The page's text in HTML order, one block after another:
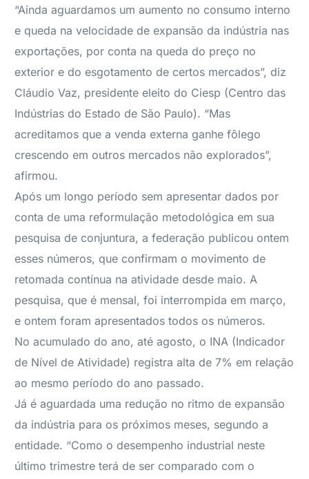
“Ainda aguardamos um aumento no consumo interno
e queda na velocidade de expansão da indústria nas
exportações, por conta na queda do preço no
exterior e do esgotamento de certos mercados”, diz
Cláudio Vaz, presidente eleito do Ciesp (Centro das
Indústrias do Estado de São Paulo). “Mas
acreditamos que a venda externa ganhe fôlego
crescendo em outros mercados não explorados”,
afirmou.
Após um longo período sem apresentar dados por
conta de uma reformulação metodológica em sua
pesquisa de conjuntura, a federação publicou ontem
esses números, que confirmam o movimento de
retomada contínua na atividade desde maio. A
pesquisa, que é mensal, foi interrompida em março,
e ontem foram apresentados todos os números.
No acumulado do ano, até agosto, o INA (Indicador
de Nível de Atividade) registra alta de 7% em relação
ao mesmo período do ano passado.
Já é aguardada uma redução no ritmo de expansão
da indústria para os próximos meses, segundo a
entidade. “Como o desempenho industrial neste
último trimestre terá de ser comparado com o